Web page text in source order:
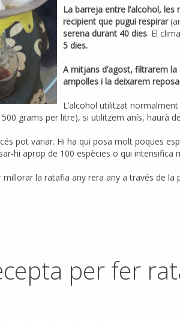
La barreja entre l’alcohol,
recipient que pugui respirar
serena durant 40 dies. El
5 dies.
A mitjans d’agost, filtrarem
ampolles i la deixarem
L’alcohol utilitzat normalment
grams per litre), si utilitzem anís, haurà
pot variar. Hi ha qui posa molt poques
hi aprop de 100 espècies o qui
millorar la ratafia any rera any a través de
per fer